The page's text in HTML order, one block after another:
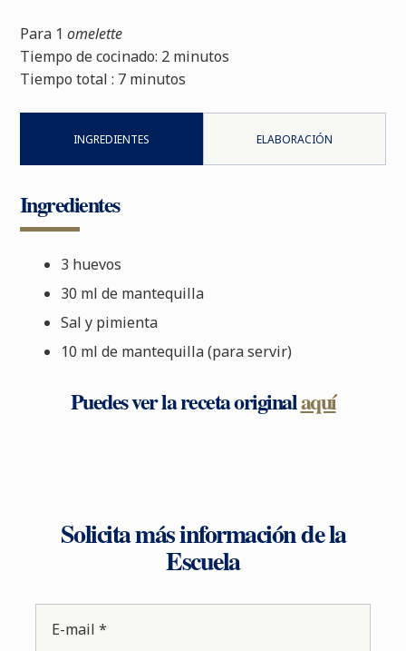
Para 1 omelette
Tiempo de cocinado: 2 minutos
Tiempo total : 7 minutos
INGREDIENTES ELABORACIÓN
Ingredientes
3 huevos
30 ml de mantequilla
Sal y pimienta
10 ml de mantequilla (para servir)
Puedes ver la receta originalaquí
Solicita más información de la
Escuela
E-mail *